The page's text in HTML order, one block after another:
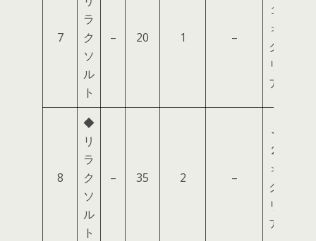
7
ラ
ク
ソ
ル
ト
– 20 1 –
１
＞
ク
リ
ア
8
◆
リ
ラ
ク
ソ
ル
ト
– 35 2 –
＜
２
＞
ク
リ
ア